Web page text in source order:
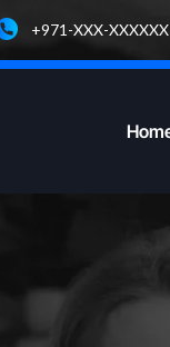
+971-XXX-XXXXXX